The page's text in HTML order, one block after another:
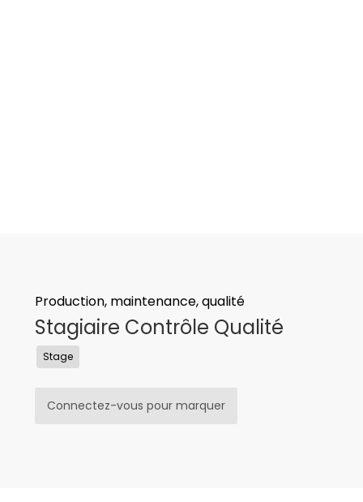
Production, maintenance, qualité
Stagiaire Contrôle Qualité
Stage
Connectez-vous pour marquer